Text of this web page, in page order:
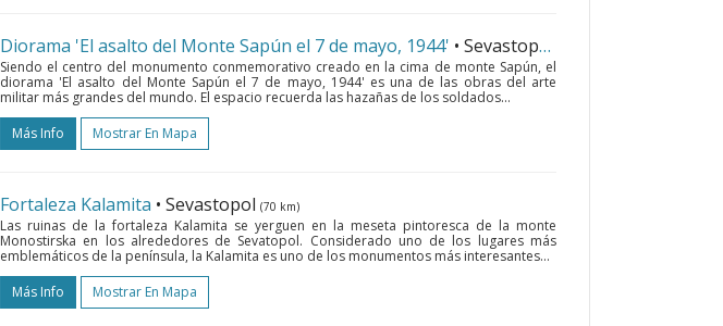
Diorama 'El asalto del Monte Sapún el 7 de mayo, 1944' • Sevastopol
Siendo el centro del monumento conmemorativo creado en la cima de monte Sapún, el
diorama 'El asalto del Monte Sapún el 7 de mayo, 1944' es una de las obras del arte
militar más grandes del mundo. El espacio recuerda las hazañas de los soldados...
Más Info
Mostrar En Mapa
Fortaleza Kalamita • Sevastopol (70 km)
Las ruinas de la fortaleza Kalamita se yerguen en la meseta pintoresca de la monte
Monostirska en los alrededores de Sevatopol. Considerado uno de los lugares más
emblemáticos de la península, la Kalamita es uno de los monumentos más interesantes...
Más Info
Mostrar En Mapa